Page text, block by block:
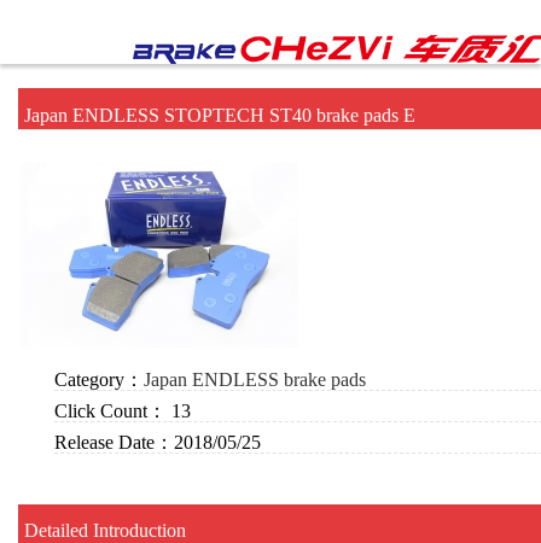
Japan ENDLESS STOPTECH ST40 brake pads E
Category： Japan ENDLESS brake pads
Click Count：
13
Release Date： 2018/05/25
Detailed Introduction